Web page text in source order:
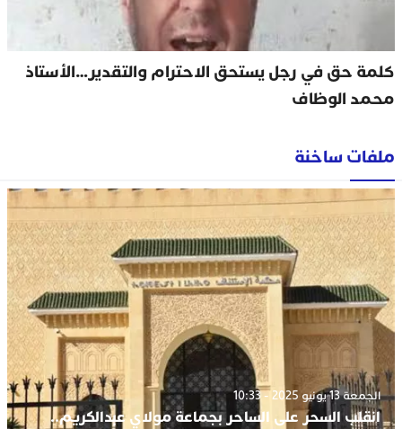
كلمة حق في رجل يستحق الاحترام والتقدير…الأستاذ
محمد الوظاف
ملفات ساخنة
الجمعة 13 يونيو 2025 - 10:33
انقلب السحر على الساحر بجماعة مولاي عبدالكريم..